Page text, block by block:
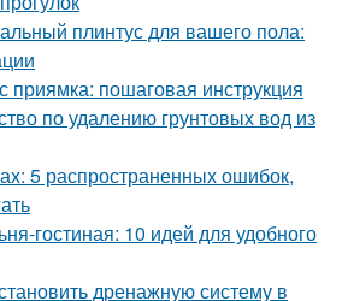
плинтус для вашего пола:
приямка: пошаговая инструкция
по удалению грунтовых вод из
5 распространенных ошибок,
гостиная: 10 идей для удобного
дренажную систему в